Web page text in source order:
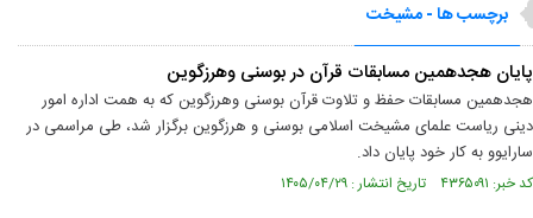
برچسب ها - مشیخت
پایان هجدهمین مسابقات قرآن در بوسنی وهرزگوین
هجدهمین مسابقات حفظ و تلاوت قرآن بوسنی وهرزگوین که به همت اداره امور
دینی ریاست علمای مشیخت اسلامی بوسنی و هرزگوین برگزار شد، طی مراسمی در
سارایوو به کار خود پایان داد.
کد خبر: ۴۳۶۵۰۹۱ تاریخ انتشار : ۱۴۰۵/۰۴/۲۹